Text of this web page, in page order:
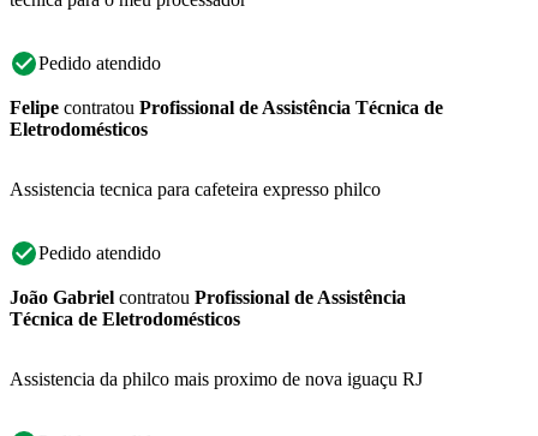
Pedido atendido
Felipe contratou Profissional de Assistência Técnica de
Eletrodomésticos
Assistencia tecnica para cafeteira expresso philco
Pedido atendido
João Gabriel contratou Profissional de Assistência
Técnica de Eletrodomésticos
Assistencia da philco mais proximo de nova iguaçu RJ